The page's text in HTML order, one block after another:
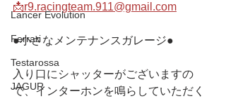
Lancer Evolution
Ferrari
Testarossa
JAGUR
📩r9.racingteam.911@gmail.com
●小さなメンテナンスガレージ●
入り口にシャッターがございますの
で、インターホンを鳴らしていただく